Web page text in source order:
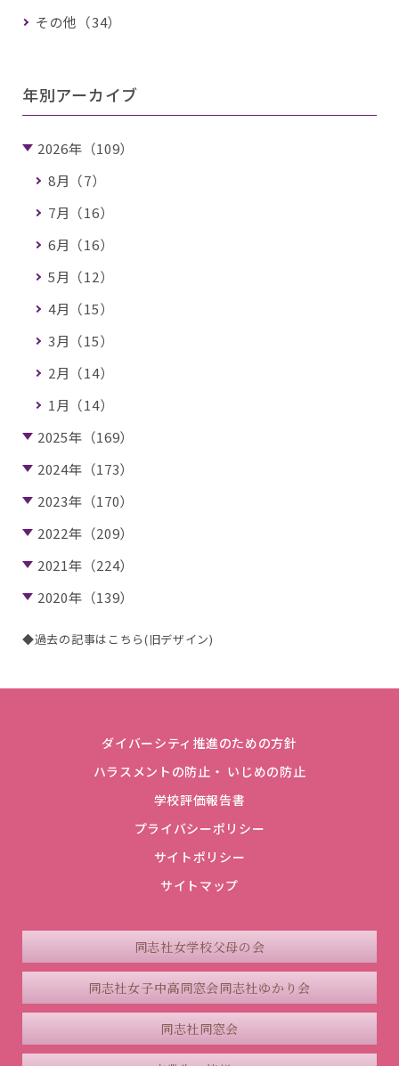
その他（34）
年別アーカイブ
2026年（109）
8月（7）
7月（16）
6月（16）
5月（12）
4月（15）
3月（15）
2月（14）
1月（14）
2025年（169）
2024年（173）
2023年（170）
2022年（209）
2021年（224）
2020年（139）
◆過去の記事はこちら(旧デザイン)
ダイバーシティ推進のための方針
ハラスメントの防止・ いじめの防止
学校評価報告書
プライバシーポリシー
サイトポリシー
サイトマップ
同志社女学校父母の会
同志社女子中高同窓会同志社ゆかり会
同志社同窓会